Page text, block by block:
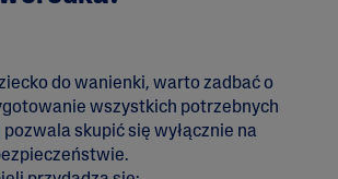
do wanienki, warto zadbać o
wszystkich potrzebnych
skupić się wyłącznie na